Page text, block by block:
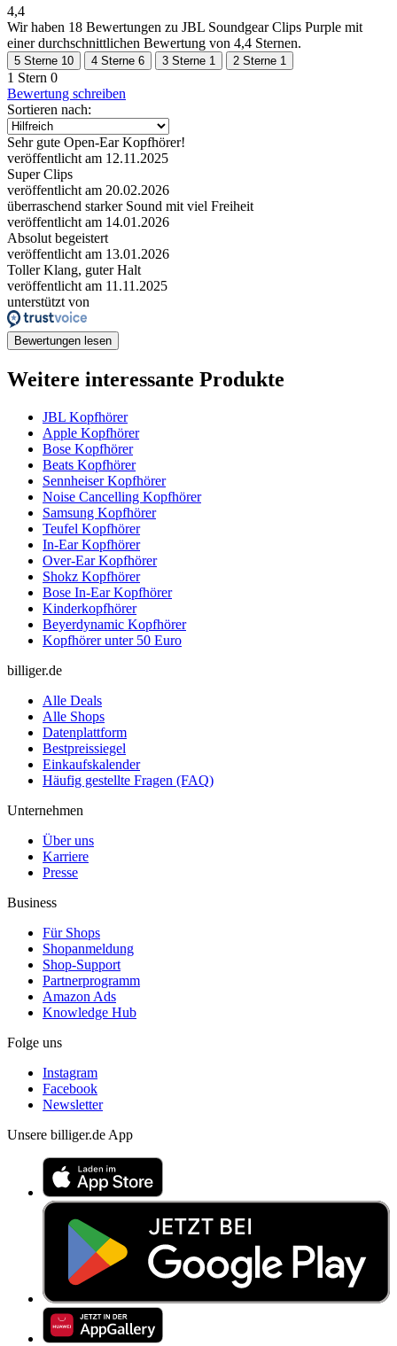
4,4
Wir haben 18 Bewertungen zu JBL Soundgear Clips Purple mit
einer durchschnittlichen Bewertung von 4,4 Sternen.
5 Sterne 10 4 Sterne 6 3 Sterne 1 2 Sterne 1
1 Stern 0
Bewertung schreiben
Sortieren nach:
Sehr gute Open-Ear Kopfhörer!
veröffentlicht am 12.11.2025
Super Clips
veröffentlicht am 20.02.2026
überraschend starker Sound mit viel Freiheit
veröffentlicht am 14.01.2026
Absolut begeistert
veröffentlicht am 13.01.2026
Toller Klang, guter Halt
veröffentlicht am 11.11.2025
unterstützt von
Bewertungen lesen
Weitere interessante Produkte
JBL Kopfhörer
Apple Kopfhörer
Bose Kopfhörer
Beats Kopfhörer
Sennheiser Kopfhörer
Noise Cancelling Kopfhörer
Samsung Kopfhörer
Teufel Kopfhörer
In-Ear Kopfhörer
Over-Ear Kopfhörer
Shokz Kopfhörer
Bose In-Ear Kopfhörer
Kinderkopfhörer
Beyerdynamic Kopfhörer
Kopfhörer unter 50 Euro
billiger.de
Alle Deals
Alle Shops
Datenplattform
Bestpreissiegel
Einkaufskalender
Häufig gestellte Fragen (FAQ)
Unternehmen
Über uns
Karriere
Presse
Business
Für Shops
Shopanmeldung
Shop-Support
Partnerprogramm
Amazon Ads
Knowledge Hub
Folge uns
Instagram
Facebook
Newsletter
Unsere billiger.de App